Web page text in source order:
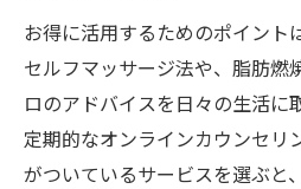
お得に活用するためのポイント
セルフマッサージ法や、脂肪燃
ロのアドバイスを日々の生活に
定期的なオンラインカウンセリ
がついているサービスを選ぶと